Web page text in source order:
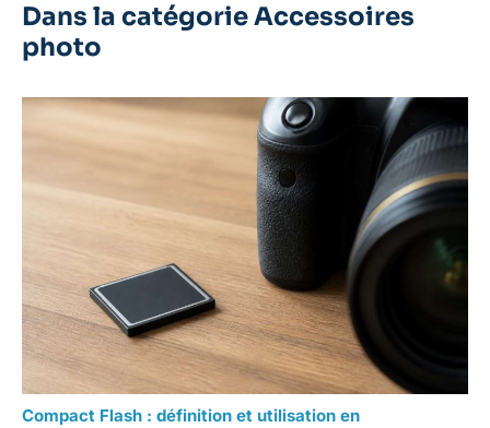
Dans la catégorie Accessoires
photo
Compact Flash : définition et utilisation en